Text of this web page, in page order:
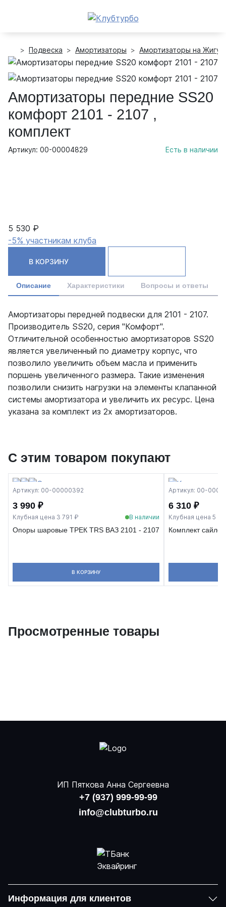
Подвеска Амортизаторы Амортизаторы на
Амортизаторы передние SS20
комфорт 2101 - 2107 ,
комплект
Артикул: 00-00004829 Есть в наличии
5 530 ₽
-5% участникам клуба
В КОРЗИНУ
Описание Характеристики Вопросы и ответы
Амортизаторы передней подвески для 2101 - 2107.
Производитель SS20, серия "Комфорт".
Отличительной особенностью амортизаторов SS20
является увеличенный по диаметру корпус, что
позволило увеличить объем масла и применить
поршень увеличенного размера. Такие изменения
позволили снизить нагрузки на элементы клапанной
системы амортизатора и увеличить их ресурс. Цена
указана за комплект из 2х амортизаторов.
С этим товаром покупают
Артикул: 00-00000392
3 990 ₽
Клубная цена 3 791 ₽ В наличии
Опоры шаровые ТРЕК TRS ВАЗ 2101 - 2107
В КОРЗИНУ
Артикул: 00-
6 310 ₽
Клубная цена 5
Комплект
Просмотренные товары
ИП Пяткова Анна Сергеевна
+7 (937) 999-99-99
info@clubturbo.ru
Информация для клиентов